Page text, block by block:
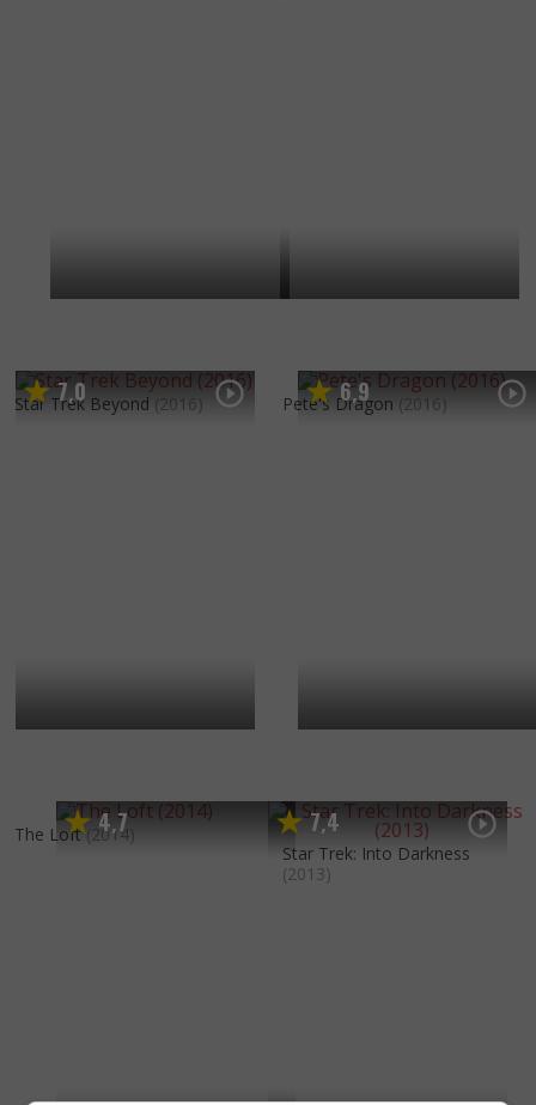
7,0
Star Trek Beyond (2016) 6,9
Pete's Dragon (2016)
4,7
The Loft (2014) 7,4
Star Trek: Into Darkness
(2013)